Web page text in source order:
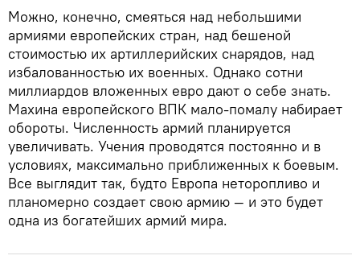
Можно, конечно, смеяться над небольшими
армиями европейских стран, над бешеной
стоимостью их артиллерийских снарядов, над
избалованностью их военных. Однако сотни
миллиардов вложенных евро дают о себе знать.
Махина европейского ВПК мало-помалу набирает
обороты. Численность армий планируется
увеличивать. Учения проводятся постоянно и в
условиях, максимально приближенных к боевым.
Все выглядит так, будто Европа неторопливо и
планомерно создает свою армию — и это будет
одна из богатейших армий мира.